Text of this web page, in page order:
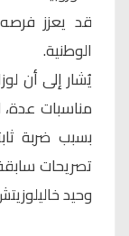
قد يعزز
الوطنية.
يُشار إلى أن
مناسبات
بسبب ضربة
تصريحات
وحيد